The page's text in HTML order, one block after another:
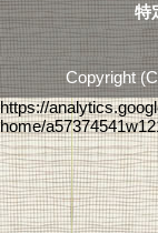
特
Copyright
https://
home/